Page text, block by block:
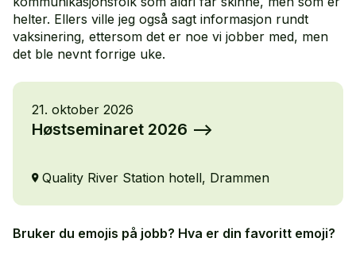
helter. Ellers ville jeg også sagt informasjon rundt
vaksinering, ettersom det er noe vi jobber med, men
det ble nevnt forrige uke.
21. oktober 2026
Høstseminaret 2026
Quality River Station hotell, Drammen
Bruker du emojis på jobb? Hva er din favoritt emoji?